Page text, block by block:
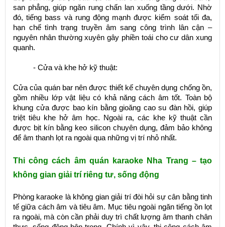
san phẳng, giúp ngăn rung chấn lan xuống tầng dưới. Nhờ
đó, tiếng bass và rung động mạnh được kiểm soát tối đa,
hạn chế tình trạng truyền âm sang công trình lân cận –
nguyên nhân thường xuyên gây phiền toái cho cư dân xung
quanh.
- Cửa và khe hở kỹ thuật:
Cửa của quán bar nên được thiết kế chuyên dụng chống ồn,
gồm nhiều lớp vật liệu có khả năng cách âm tốt. Toàn bộ
khung cửa được bao kín bằng gioăng cao su đàn hồi, giúp
triệt tiêu khe hở âm học. Ngoài ra, các khe kỹ thuật cần
được bịt kín bằng keo silicon chuyên dụng, đảm bảo không
để âm thanh lọt ra ngoài qua những vị trí nhỏ nhất.
Thi công cách âm quán karaoke Nha Trang – tạo
không gian giải trí riêng tư, sống động
Phòng karaoke là không gian giải trí đòi hỏi sự cân bằng tinh
tế giữa cách âm và tiêu âm. Mục tiêu ngoài ngăn tiếng ồn lọt
ra ngoài, mà còn cần phải duy trì chất lượng âm thanh chân